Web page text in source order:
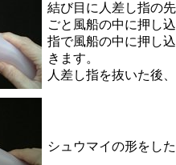
結び目に人差し指の
ごと風船の中に押し
指で風船の中に押し
きます。
人差し指を抜いた後
シュウマイの形をし